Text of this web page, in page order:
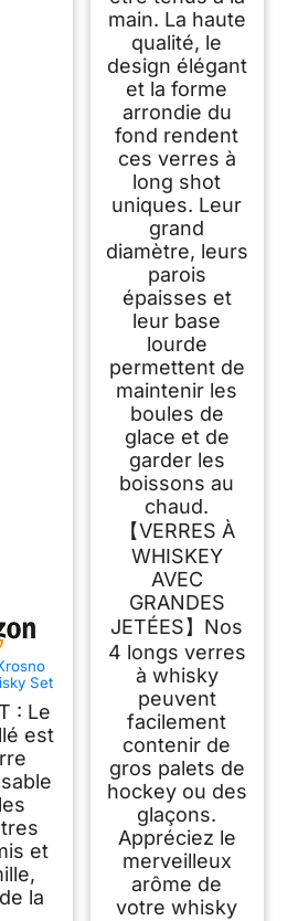
Set
: Le
est
et
la
main. La haute
qualité, le
design élégant
et la forme
arrondie du
fond rendent
ces verres à
long shot
uniques. Leur
grand
diamètre, leurs
parois
épaisses et
leur base
lourde
permettent de
maintenir les
boules de
glace et de
garder les
boissons au
chaud.
【VERRES À
WHISKEY
AVEC
GRANDES
JETÉES】Nos
4 longs verres
à whisky
peuvent
facilement
contenir de
gros palets de
hockey ou des
glaçons.
Appréciez le
merveilleux
arôme de
votre whisky